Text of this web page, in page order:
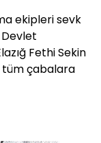
ekipleri sevk
Devlet
Fethi Sekin
tüm çabalara